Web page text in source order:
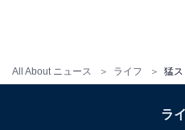
All About ニュース ライフ
庭での教育は重要だという
事件のニュースを一緒に見
ラ